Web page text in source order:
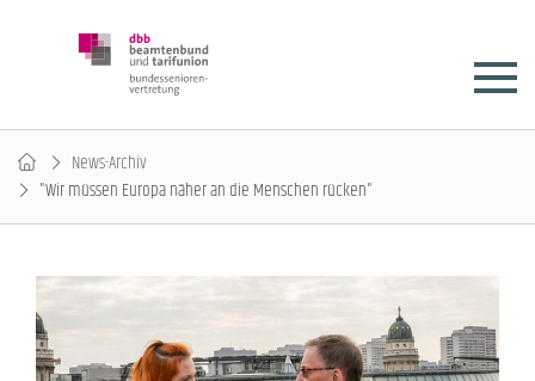
News-Archiv
"Wir müssen Europa näher an die Menschen rücken"